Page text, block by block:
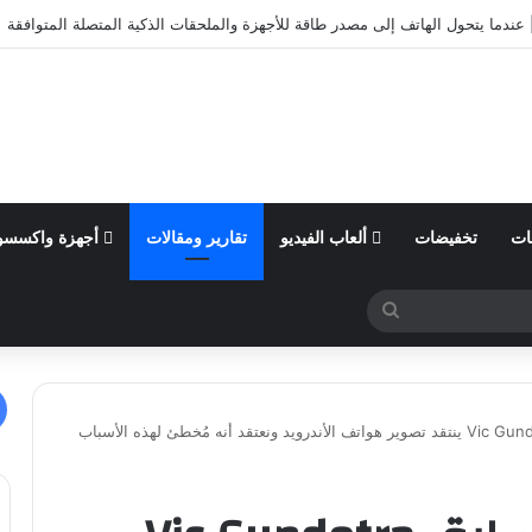
من السنة المالية 2026 وتؤكد توقعاتها المالية للعام
تخفيضات ألعاب الفيديو تقارير ومقالات أجهزة
عن